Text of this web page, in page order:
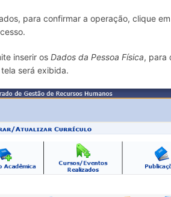
para confirmar a operação, clique em
inserir osDados da Pessoa Física, para
será exibida.